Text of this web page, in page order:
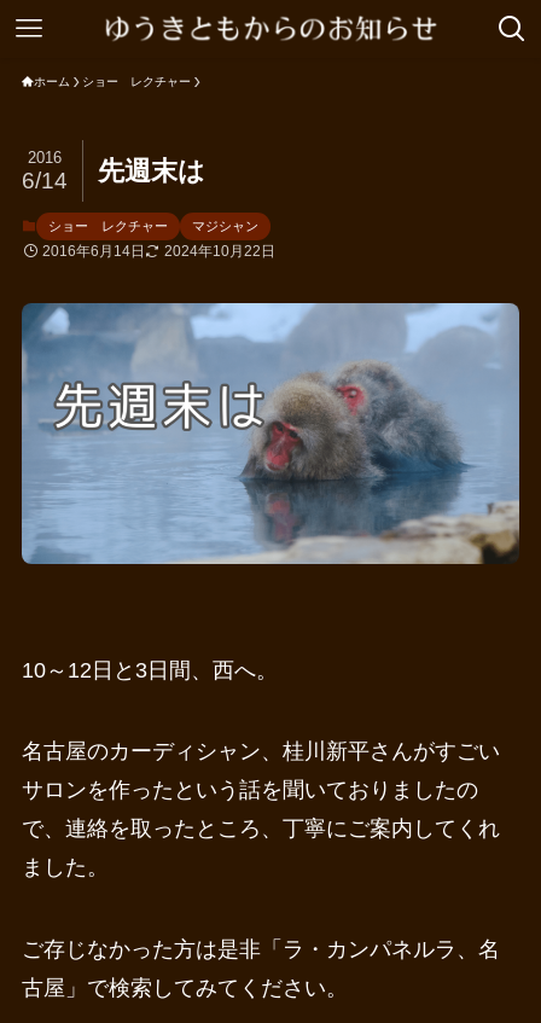
ホーム ショー レクチャー
先週末は
2016
6/14
ショー レクチャー マジシャン
2016年6月14日 2024年10月22日
10～12日と3日間、西へ。
名古屋のカーディシャン、桂川新平さんがすごい
サロンを作ったという話を聞いておりましたの
で、連絡を取ったところ、丁寧にご案内してくれ
ました。
ご存じなかった方は是非「ラ・カンパネルラ、名
古屋」で検索してみてください。